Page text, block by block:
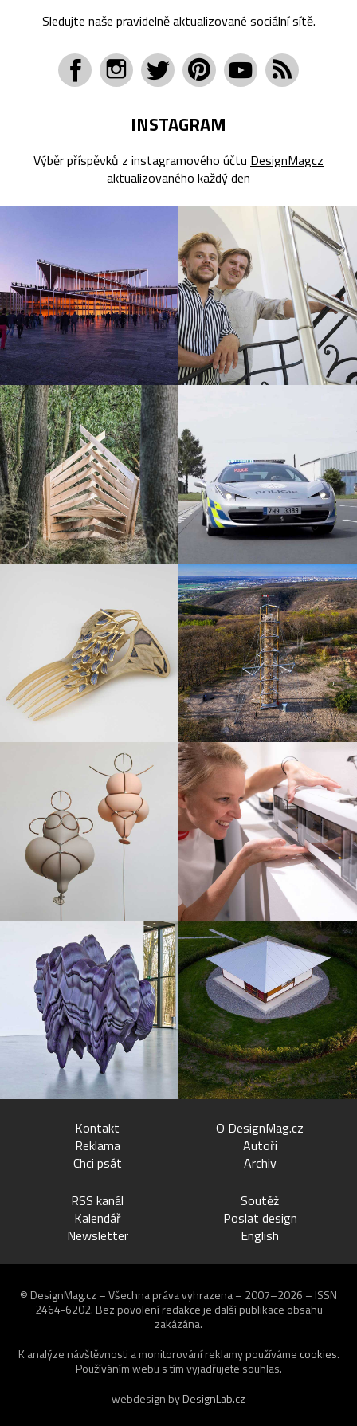
Sledujte naše pravidelně aktualizované sociální sítě.
INSTAGRAM
Výběr příspěvků z instagramového účtu DesignMagcz
aktualizovaného každý den
Kontakt
Reklama
Chci psát
O DesignMag.cz
Autoři
Archiv
RSS kanál
Kalendář
Newsletter
Soutěž
Poslat design
English
© DesignMag.cz – Všechna práva vyhrazena – 2007–2026 – ISSN
2464-6202. Bez povolení redakce je další publikace obsahu
zakázána.
K analýze návštěvnosti a monitorování reklamy používáme cookies.
Používáním webu s tím vyjadřujete souhlas.
webdesign byDesignLab.cz